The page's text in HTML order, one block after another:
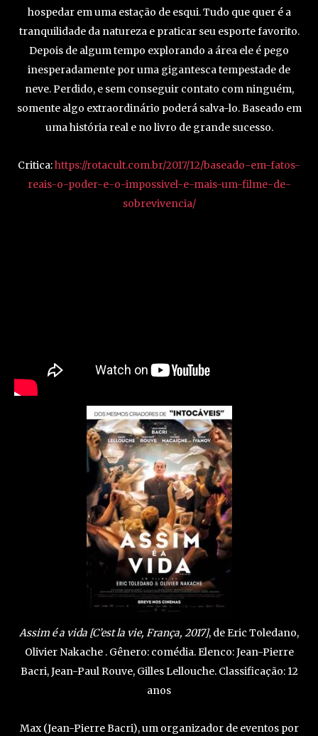
hospedar em uma estação de esqui. Tudo que quer é a
tranquilidade da natureza e praticar seu esporte favorito.
Depois de algum tempo explorando a área ele é pego
inesperadamente por uma gigantesca tempestade de
neve. Perdido, e sem conseguir contato com ninguém,
somente algo extraordinário poderá salva-lo. Baseado em
uma história real e no livro de grande sucesso.
Critica:https://rotacult.com.br/2017/12/baseado-em-fatos-
reais-o-poder-e-o-impossivel-e-mais-um-filme-de-
sobrevivencia/
Assim é a vida [C’est la vie, França, 2017], de Eric Toledano,
Olivier Nakache . Gênero: comédia. Elenco: Jean-Pierre
Bacri, Jean-Paul Rouve, Gilles Lellouche. Classificação: 12
anos
Max (Jean-Pierre Bacri), um organizador de eventos por